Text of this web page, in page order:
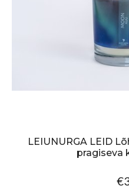
LEIUNURGA LEID
pragiseva